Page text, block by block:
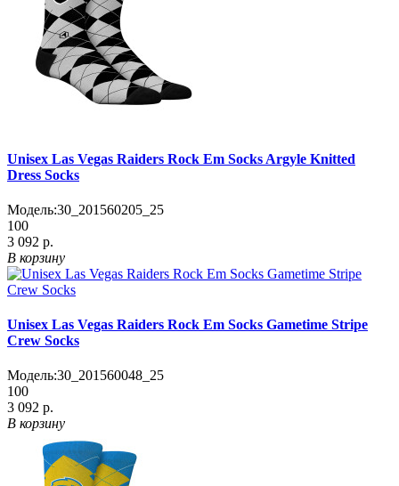
Unisex Las Vegas Raiders Rock Em Socks Argyle Knitted
Dress Socks
Модель:30_201560205_25
100
3 092 р.
В корзину
Unisex Las Vegas Raiders Rock Em Socks Gametime Stripe
Crew Socks
Модель:30_201560048_25
100
3 092 р.
В корзину